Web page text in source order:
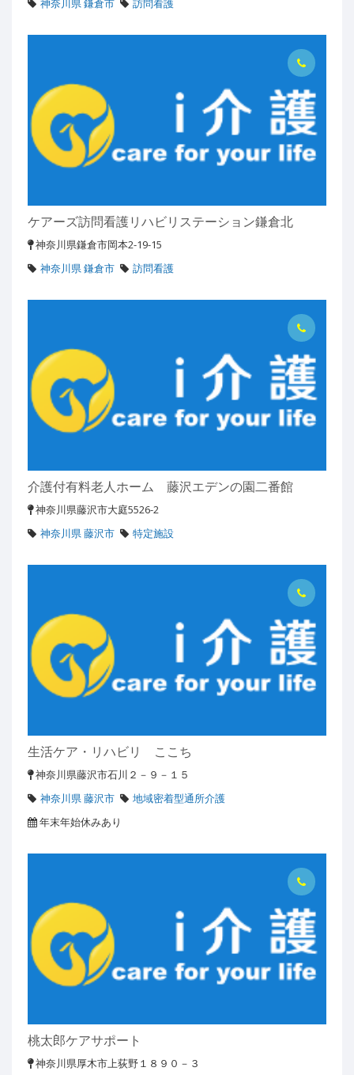
神奈川県 鎌倉市 訪問看護
ケアーズ訪問看護リハビリステーション鎌倉北
神奈川県鎌倉市岡本2-19-15
神奈川県 鎌倉市
訪問看護
介護付有料老人ホーム 藤沢エデンの園二番館
神奈川県藤沢市大庭5526-2
神奈川県 藤沢市
特定施設
生活ケア・リハビリ ここち
神奈川県藤沢市石川２－９－１５
神奈川県 藤沢市
地域密着型通所介護
年末年始休みあり
桃太郎ケアサポート
神奈川県厚木市上荻野１８９０－３